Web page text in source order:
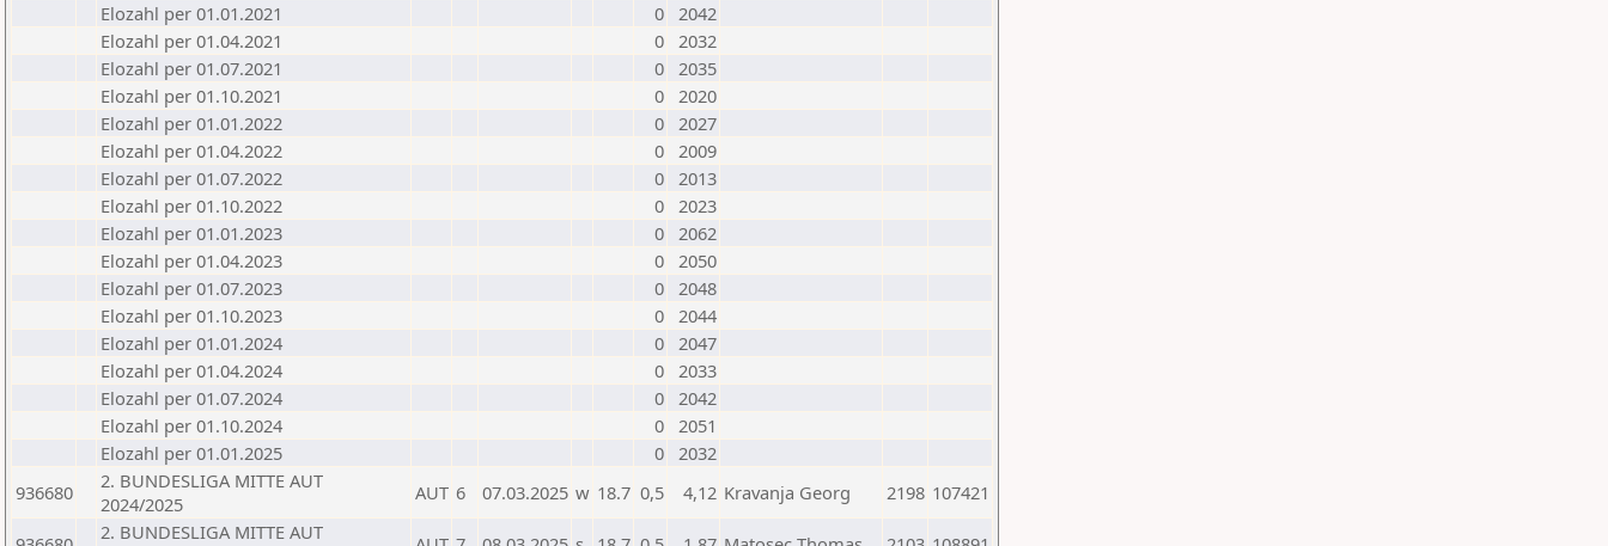
Elozahl per 01.01.2021
0 2042
Elozahl per 01.04.2021
0 2032
Elozahl per 01.07.2021
0 2035
Elozahl per 01.10.2021
0 2020
Elozahl per 01.01.2022
0 2027
Elozahl per 01.04.2022
0 2009
Elozahl per 01.07.2022
0 2013
Elozahl per 01.10.2022
0 2023
Elozahl per 01.01.2023
0 2062
Elozahl per 01.04.2023
0 2050
Elozahl per 01.07.2023
0 2048
Elozahl per 01.10.2023
0 2044
Elozahl per 01.01.2024
0 2047
Elozahl per 01.04.2024
0 2033
Elozahl per 01.07.2024
0 2042
Elozahl per 01.10.2024
0 2051
Elozahl per 01.01.2025
0 2032
936680
2. BUNDESLIGA MITTE AUT
2024/2025
AUT 6 07.03.2025 w 18.7 0,5 4,12 Kravanja Georg 2198 107421
2. BUNDESLIGA MITTE AUT